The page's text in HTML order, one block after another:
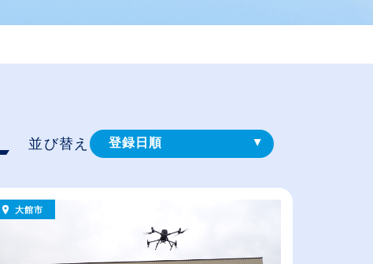
並び替え 登録⽇順
従業員が多い順
大館市